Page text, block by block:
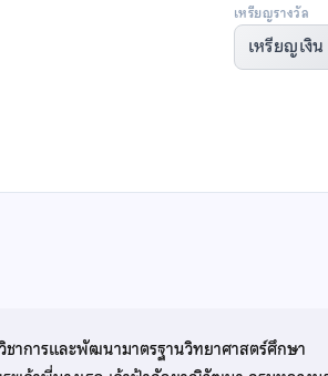
เหรียญรางวัล
เหรียญเงิน
ชาการและพัฒนามาตรฐานวิทยาศาสตร์ศึกษา